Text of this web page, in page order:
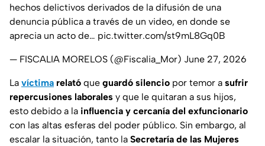
hechos delictivos derivados de la difusión de una
denuncia pública a través de un video, en donde se
aprecia un acto de… pic.twitter.com/st9mL8Gq0B
— FISCALIA MORELOS (@Fiscalia_Mor) June 27, 2026
La víctima relató que guardó silencio por temor a sufrir
repercusiones laborales y que le quitaran a sus hijos,
esto debido a la influencia y cercanía del exfuncionario
con las altas esferas del poder público. Sin embargo, al
escalar la situación, tanto la Secretaría de las Mujeres